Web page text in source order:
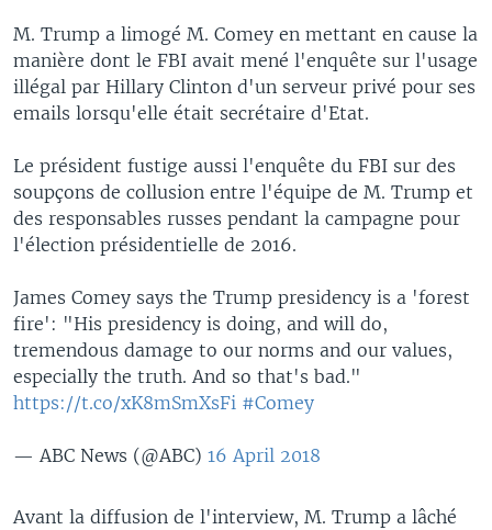
M. Trump a limogé M. Comey en mettant en cause la
manière dont le FBI avait mené l'enquête sur l'usage
illégal par Hillary Clinton d'un serveur privé pour ses
emails lorsqu'elle était secrétaire d'Etat.
Le président fustige aussi l'enquête du FBI sur des
soupçons de collusion entre l'équipe de M. Trump et
des responsables russes pendant la campagne pour
l'élection présidentielle de 2016.
James Comey says the Trump presidency is a 'forest
fire': "His presidency is doing, and will do,
tremendous damage to our norms and our values,
especially the truth. And so that's bad."
https://t.co/xK8mSmXsFi #Comey
— ABC News (@ABC) 16 April 2018
Avant la diffusion de l'interview, M. Trump a lâché